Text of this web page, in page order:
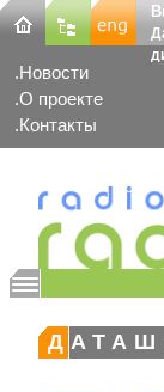
Новости
О проекте
Контакты